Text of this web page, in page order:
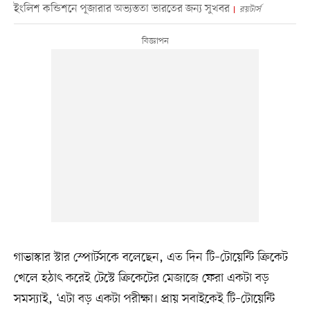
ইংলিশ কন্ডিশনে পূজারার অভ্যস্ততা ভারতের জন্য সুখবর রয়টার্স
গাভাস্কার স্টার স্পোর্টসকে বলেছেন, এত দিন টি–টোয়েন্টি ক্রিকেট
খেলে হঠাৎ করেই টেস্টে ক্রিকেটের মেজাজে ফেরা একটা বড়
সমস্যাই, ‘এটা বড় একটা পরীক্ষা। প্রায় সবাইকেই টি–টোয়েন্টি